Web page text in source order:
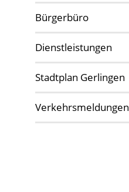
Bürgerbüro
Dienstleistungen
Stadtplan Gerlingen
Verkehrsmeldungen